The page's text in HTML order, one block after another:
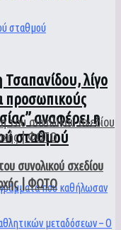
λίγο
προσωπικούς
αναφέρει η
σταθμού
συνολικού σχεδίου
| ΦΩΤΟ